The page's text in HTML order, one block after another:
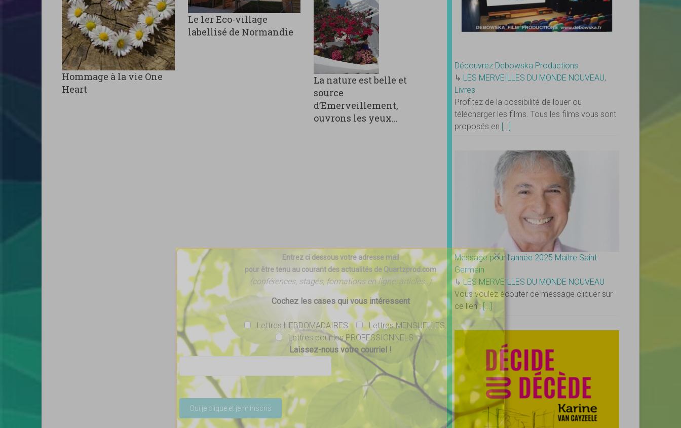
Hommage à la vie One
Heart
Le 1er Eco-village
labellisé de Normandie
La nature est belle et
source
d’Emerveillement,
ouvrons les yeux…
Découvrez Debowska Productions
↳ LES MERVEILLES DU MONDE NOUVEAU,
Livres
Profitez de la possibilité de louer ou
télécharger les films. Tous les films vous sont
proposés en […]
Message pour l’année 2025 Maitre Saint
Germain
↳LES MERVEILLES DU MONDE NOUVEAU
Vous voulez écouter ce message cliquer sur
ce lien :[…]
Entrez ci dessous votre adresse mail
pour être tenu au courant des actualités de Quartzprod.com
(conférences, stages, formations en ligne, articles..)
Cochez les cases qui vous intéressent
Lettres HEBDOMADAIRES
Lettres MENSUELLES
Lettres pour les PROFESSIONNELS
Laissez-nous votre courriel !
Veuillez laisser ce champ vide.
×